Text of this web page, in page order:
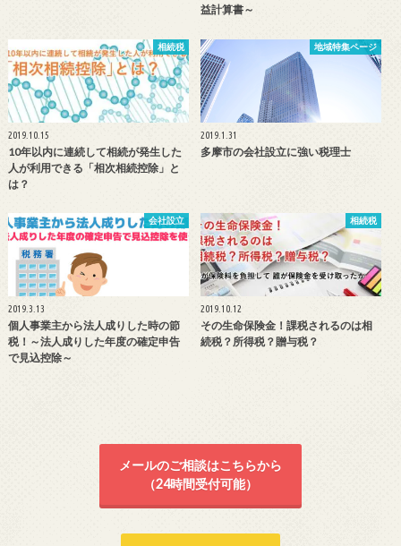
益計算書～
相続税
2019.10.15
10年以内に連続して相続が発生した
人が利用できる「相次相続控除」と
は？
地域特集ページ
2019.1.31
多摩市の会社設立に強い税理士
会社設立
2019.3.13
個人事業主から法人成りした時の節
税！～法人成りした年度の確定申告
で見込控除～
相続税
2019.10.12
その生命保険金！課税されるのは相
続税？所得税？贈与税？
メールのご相談はこちらから
（24時間受付可能）